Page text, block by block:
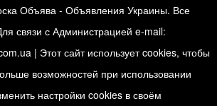
Объява - Объявления Украины. Все
связи с Администрацией e-mail:
| Этот сайт использует cookies, чтобы
возможностей при использовании
настройки cookies в своём